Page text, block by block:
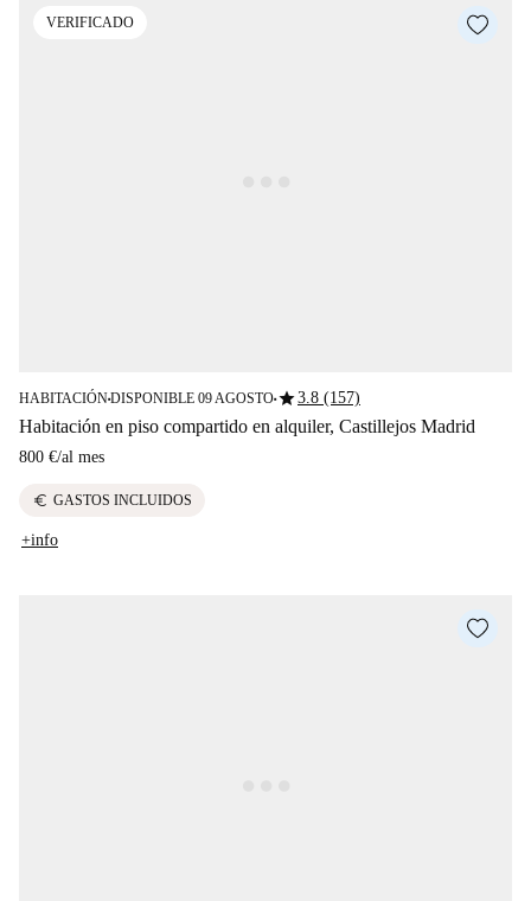
VERIFICADO
HABITACIÓN■DISPONIBLE 09 AGOSTO■star3.8 (157)
Habitación en piso compartido en alquiler, Castillejos Madrid
800 €/al mes
euro GASTOS INCLUIDOS
+info